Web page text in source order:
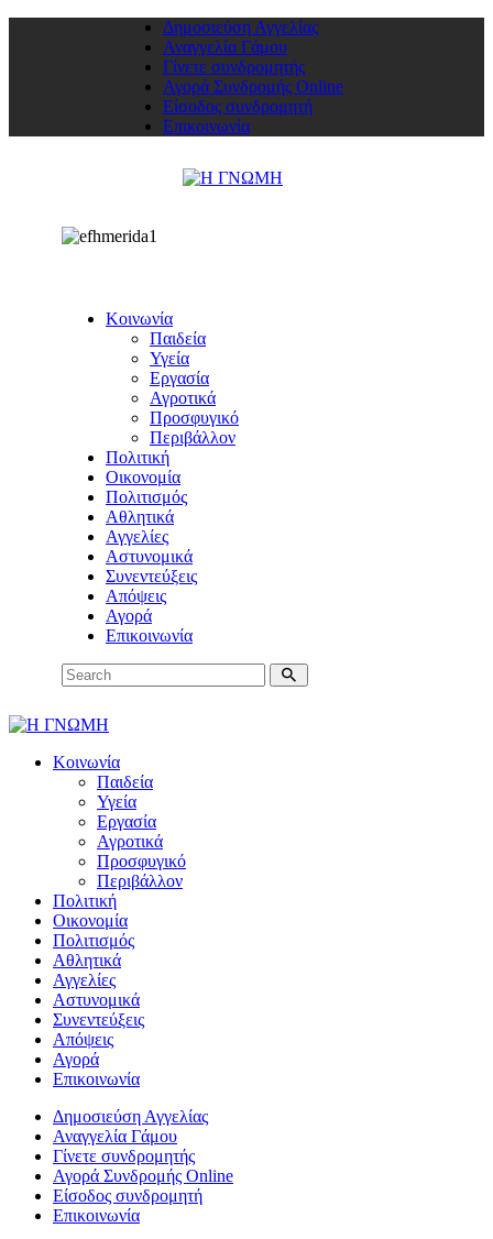
Δημοσιεύση Αγγελίας
Αναγγελία Γάμου
Γίνετε συνδρομητής
Αγορά Συνδρομής Online
Είσοδος συνδρομητή
Επικοινωνία
Κοινωνία
Παιδεία
Υγεία
Εργασία
Αγροτικά
Προσφυγικό
Περιβάλλον
Πολιτική
Οικονομία
Πολιτισμός
Αθλητικά
Αγγελίες
Αστυνομικά
Συνεντεύξεις
Απόψεις
Αγορά
Επικοινωνία
Κοινωνία
Παιδεία
Υγεία
Εργασία
Αγροτικά
Προσφυγικό
Περιβάλλον
Πολιτική
Οικονομία
Πολιτισμός
Αθλητικά
Αγγελίες
Αστυνομικά
Συνεντεύξεις
Απόψεις
Αγορά
Επικοινωνία
Δημοσιεύση Αγγελίας
Αναγγελία Γάμου
Γίνετε συνδρομητής
Αγορά Συνδρομής Online
Είσοδος συνδρομητή
Επικοινωνία